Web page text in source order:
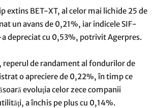
extins BET-XT, al celor mai lichide 25 de
un avans de 0,21%, iar indicele SIF-
depreciat cu 0,53%, potrivit Agerpres.
reperul de randament al fondurilor de
o apreciere de 0,22%, în timp ce
evoluţia celor zece companii
a închis pe plus cu 0,14%.